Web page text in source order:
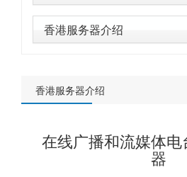
香港服务器介绍
香港服务器介绍
在线广播和流媒体
器